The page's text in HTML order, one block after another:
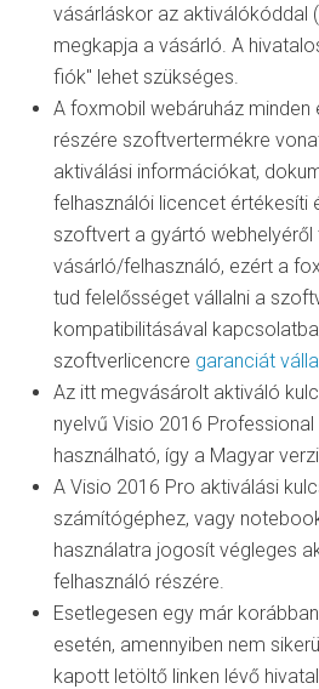
vásárláskor az aktiválókóddal
megkapja a vásárló. A
fiók" lehet szükséges.
A foxmobil webáruház minden
részére szoftvertermékre
aktiválási információkat,
felhasználói licencet értékesíti
szoftvert a gyártó webhelyéről
vásárló/felhasználó, ezért a
tud felelősséget vállalni a
kompatibilitásával
szoftverlicencre garanciát
Az itt megvásárolt aktiváló
nyelvű Visio 2016
használható, így a Magyar
A Visio 2016 Pro aktiválási
számítógéphez, vagy
használatra jogosít végleges
felhasználó részére.
Esetlegesen egy már
esetén, amennyiben nem
kapott letöltő linken lévő